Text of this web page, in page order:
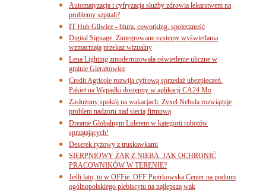
Automatyzacja i cyfryzacja służby zdrowia lekarstwem na
problemy szpitali?
IT Hub Gliwice - biura, coworking, społeczność
Digital Signage. Zintegrowane systemy wyświetlania
wzmacniają przekaz wizualny
Lena Lighting zmodernizowała oświetlenie uliczne w
gminie Gierałtowice
Credit Agricole rozwija cyfrową sprzedaż ubezpieczeń.
Pakiet na Wypadki dostępny w aplikacji CA24 Mo
Zasłużony spokój na wakacjach. Zyxel Nebula rozwiązuje
problem nadzoru nad siecią firmową
Dreame Globalnym Liderem w kategorii robotów
sprzątających!
Deserek ryżowy z truskawkami
SIERPNIOWY ŻAR Z NIEBA. JAK OCHRONIĆ
PRACOWNIKÓW W TERENIE?
Jeśli lato, to w OFFie. OFF Piotrkowska Center na podium
ogólnopolskiego plebiscytu na najlepszą wak